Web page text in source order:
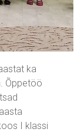
ka
Õppetöö
I klassi